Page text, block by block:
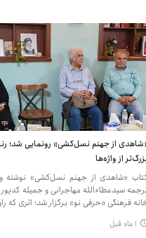
از جهنم نسل‌کشی» رونمایی شد؛
از واژه‌ها
«شاهدی از جهنم نسل‌کشی» نوشته
سیدعطاءالله مهاجرانی و جمیله
فرهنگی «حرفی نو» برگزار شد؛ اثری که
۱ ماه قبل